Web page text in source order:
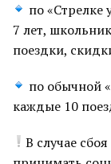
по «Стрелке
7 лет,
поездки,
по обычной
каждые 10
В случае